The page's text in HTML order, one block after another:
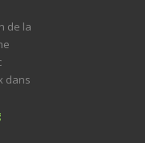
de la
dans